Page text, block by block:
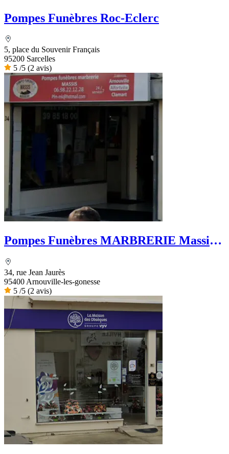
Pompes Funèbres Roc-Eclerc
5, place du Souvenir Français
95200 Sarcelles
5 /5 (2 avis)
Pompes Funèbres MARBRERIE Massis.
34, rue Jean Jaurès
95400 Arnouville-les-gonesse
5 /5 (2 avis)